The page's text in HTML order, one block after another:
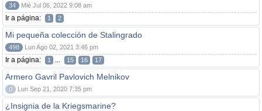
34 Mié Jul 06, 2022 9:08 am
Ir a página: 1 2
Mi pequeña colección de Stalingrado
498 Lun Ago 02, 2021 3:46 pm
Ir a página: 1 ... 15 16 17
Armero Gavril Pavlovich Melnikov
0 Lun Sep 21, 2020 7:35 pm
¿Insignia de la Kriegsmarine?